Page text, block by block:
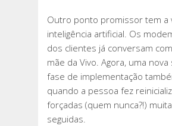
Outro ponto promissor tem a
inteligência artificial. Os
dos clientes já conversam
mãe da Vivo. Agora, uma
fase de implementação
quando a pessoa fez
forçadas (quem nunca?!)
seguidas.